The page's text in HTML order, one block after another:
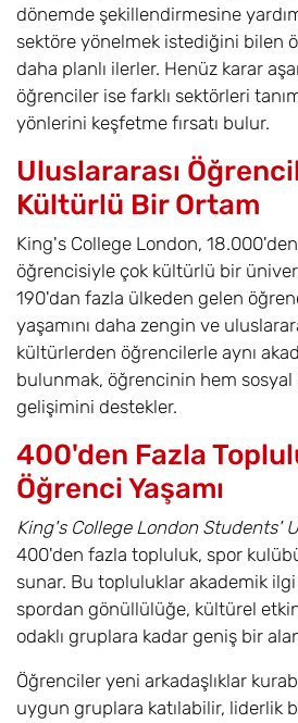
dönemde şekillendirmesine
sektöre yönelmek istediğini bilen
daha planlı ilerler. Henüz karar
öğrenciler ise farklı sektörleri
yönlerini keşfetme fırsatı bulur.
Uluslararası
Kültürlü Bir Ortam
King's College London,
öğrencisiyle çok kültürlü bir
190'dan fazla ülkeden gelen
yaşamını daha zengin ve
kültürlerden öğrencilerle aynı
bulunmak, öğrencinin hem sosyal
gelişimini destekler.
400'den Fazla
Öğrenci Yaşamı
King's College London Students'
400'den fazla topluluk, spor
sunar. Bu topluluklar akademik
spordan gönüllülüğe, kültürel
odaklı gruplara kadar geniş bir
Öğrenciler yeni arkadaşlıklar
uygun gruplara katılabilir, liderlik